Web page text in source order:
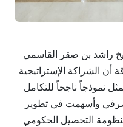
الشيخ راشد بن صقر القاسمي
أن الشراكة الإستراتيجية
نموذجاً ناجحاً للتكامل
وأسهمت في تطوير
التحصيل الحكومي